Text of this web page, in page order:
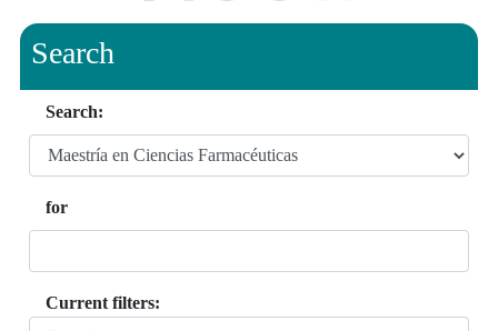
Search
Search:
for
Current filters: